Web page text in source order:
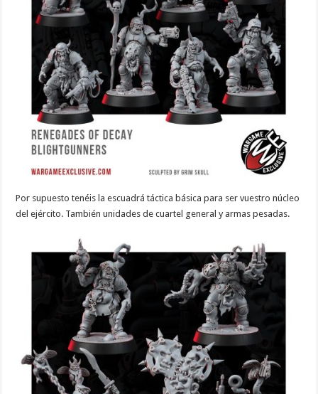
Por supuesto tenéis la escuadrá táctica básica para ser vuestro núcleo
del ejército. También unidades de cuartel general y armas pesadas.